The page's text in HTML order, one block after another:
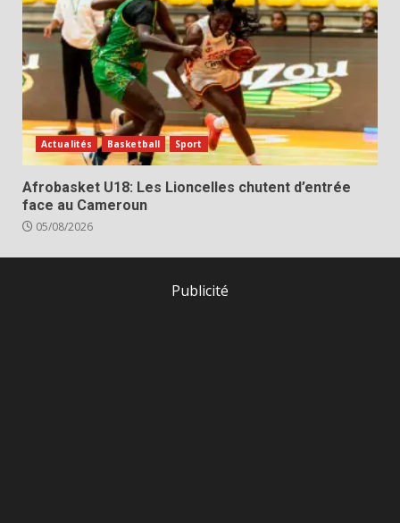
Actualités Basketball Sport
Afrobasket U18: Les Lioncelles chutent d’entrée
face au Cameroun
05/08/2026
Publicité